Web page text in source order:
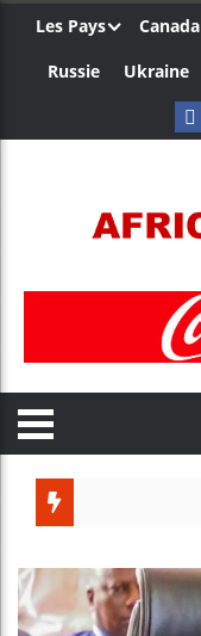
Les Pays Canada
Russie
Ukraine